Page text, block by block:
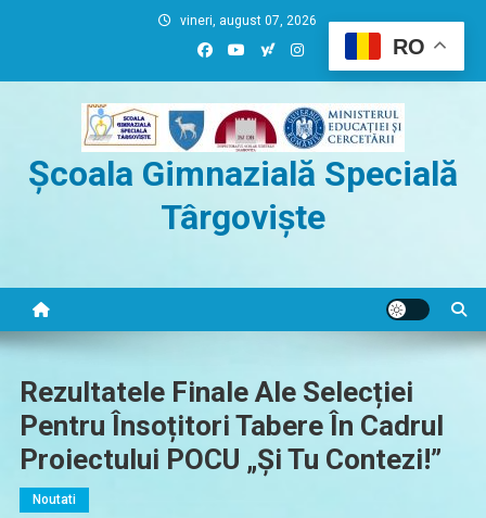
vineri, august 07, 2026
Școala Gimnazială Specială
Târgoviște
Rezultatele Finale Ale Selecției
Pentru Însoțitori Tabere În Cadrul
Proiectului POCU „Și Tu Contezi!”
Noutati
RO